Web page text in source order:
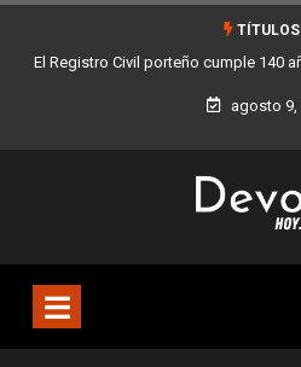
TÍTULOS
Buenos Aires sumó 12 nuevos
la
agosto 9,